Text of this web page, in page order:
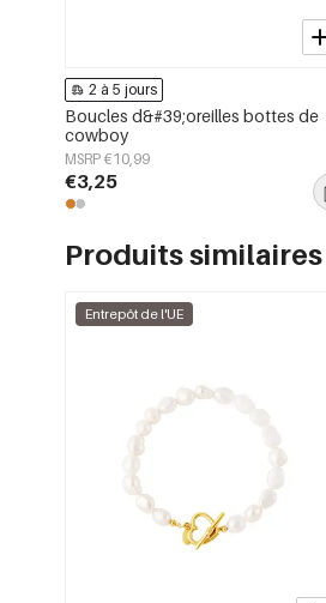
2 à 5 jours
Boucles d&#39;oreilles bottes de
cowboy
MSRP €10,99
€3,25
Produits similaires
Entrepôt de l'UE